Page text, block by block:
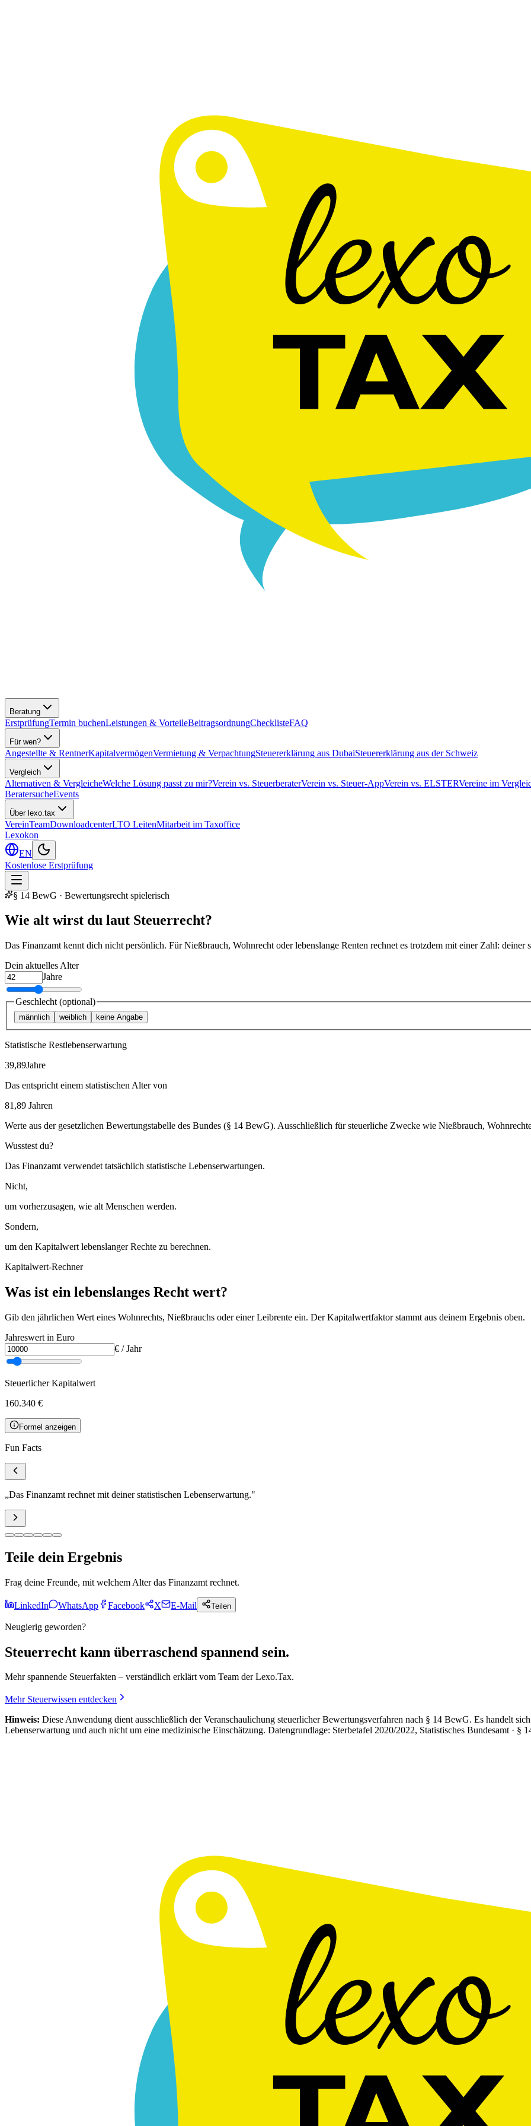
Beratung
ErstprüfungTermin buchenLeistungen & VorteileBeitragsordnungChecklisteFAQ
Für wen?
Angestellte & RentnerKapitalvermögenVermietung & VerpachtungSteuererklärung aus DubaiSteuererklärung aus der Schweiz
Vergleich
Alternativen & VergleicheWelche Lösung passt zu mir?Verein vs. SteuerberaterVerein vs. Steuer-AppVerein vs. ELSTERVereine im
BeratersucheEvents
Über lexo.tax
VereinTeamDownloadcenterLTO LeitenMitarbeit im Taxoffice
Lexokon
EN
Kostenlose Erstprüfung
§ 14 BewG · Bewertungsrecht spielerisch
Wie alt wirst du laut Steuerrecht?
Das Finanzamt kennt dich nicht persönlich. Für Nießbrauch, Wohnrecht oder lebenslange Renten rechnet es trotzdem mit einer Zahl: deiner
Dein aktuelles Alter
Jahre
Geschlecht (optional)
männlich weiblich keine Angabe
Statistische Restlebenserwartung
39,89Jahre
Das entspricht einem statistischen Alter von
81,89 Jahren
Werte aus der gesetzlichen Bewertungstabelle des Bundes (§ 14 BewG). Ausschließlich für steuerliche Zwecke wie Nießbrauch,
Wusstest du?
Das Finanzamt verwendet tatsächlich statistische Lebenserwartungen.
Nicht,
um vorherzusagen, wie alt Menschen werden.
Sondern,
um den Kapitalwert lebenslanger Rechte zu berechnen.
Kapitalwert-Rechner
Was ist ein lebenslanges Recht wert?
Gib den jährlichen Wert eines Wohnrechts, Nießbrauchs oder einer Leibrente ein. Der Kapitalwertfaktor stammt aus deinem Ergebnis oben.
Jahreswert in Euro
€ / Jahr
Steuerlicher Kapitalwert
160.340 €
Formel anzeigen
Fun Facts
„Das Finanzamt rechnet mit deiner statistischen Lebenserwartung."
Teile dein Ergebnis
Frag deine Freunde, mit welchem Alter das Finanzamt rechnet.
LinkedIn WhatsApp Facebook X E-Mail Teilen
Neugierig geworden?
Steuerrecht kann überraschend spannend sein.
Mehr spannende Steuerfakten – verständlich erklärt vom Team der Lexo.Tax.
Mehr Steuerwissen entdecken
Hinweis: Diese Anwendung dient ausschließlich der Veranschaulichung steuerlicher Bewertungsverfahren nach § 14 BewG. Es handelt
Lebenserwartung und auch nicht um eine medizinische Einschätzung. Datengrundlage: Sterbetafel 2020/2022, Statistisches Bundesamt · §